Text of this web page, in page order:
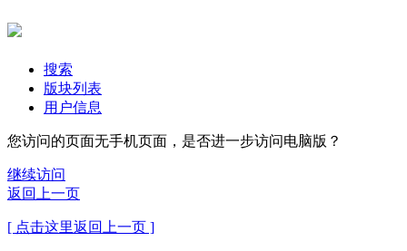
搜索
版块列表
用户信息
您访问的页面无手机页面，是否进一步访问电脑版？
继续访问
返回上一页
[ 点击这里返回上一页 ]